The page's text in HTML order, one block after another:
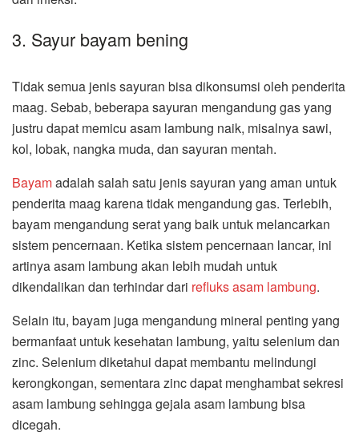
3. Sayur bayam bening
Tidak semua jenis sayuran bisa dikonsumsi oleh penderita
maag. Sebab, beberapa sayuran mengandung gas yang
justru dapat memicu asam lambung naik, misalnya sawi,
kol, lobak, nangka muda, dan sayuran mentah.
Bayamadalah salah satu jenis sayuran yang aman untuk
penderita maag karena tidak mengandung gas. Terlebih,
bayam mengandung serat yang baik untuk melancarkan
sistem pencernaan. Ketika sistem pencernaan lancar, ini
artinya asam lambung akan lebih mudah untuk
dikendalikan dan terhindar dari refluks asam lambung.
Selain itu, bayam juga mengandung mineral penting yang
bermanfaat untuk kesehatan lambung, yaitu selenium dan
zinc. Selenium diketahui dapat membantu melindungi
kerongkongan, sementara zinc dapat menghambat sekresi
asam lambung sehingga gejala asam lambung bisa
dicegah.